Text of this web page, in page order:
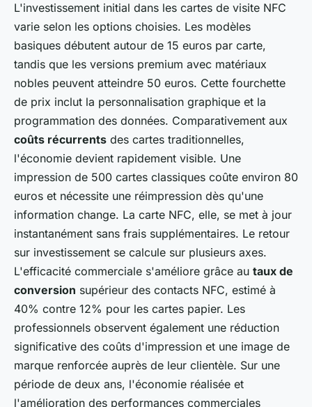
L'investissement initial dans les cartes de visite NFC
varie selon les options choisies. Les modèles
basiques débutent autour de 15 euros par carte,
tandis que les versions premium avec matériaux
nobles peuvent atteindre 50 euros. Cette fourchette
de prix inclut la personnalisation graphique et la
programmation des données. Comparativement aux
coûts récurrents des cartes traditionnelles,
l'économie devient rapidement visible. Une
impression de 500 cartes classiques coûte environ 80
euros et nécessite une réimpression dès qu'une
information change. La carte NFC, elle, se met à jour
instantanément sans frais supplémentaires. Le retour
sur investissement se calcule sur plusieurs axes.
L'efficacité commerciale s'améliore grâce au taux de
conversion supérieur des contacts NFC, estimé à
40% contre 12% pour les cartes papier. Les
professionnels observent également une réduction
significative des coûts d'impression et une image de
marque renforcée auprès de leur clientèle. Sur une
période de deux ans, l'économie réalisée et
l'amélioration des performances commerciales